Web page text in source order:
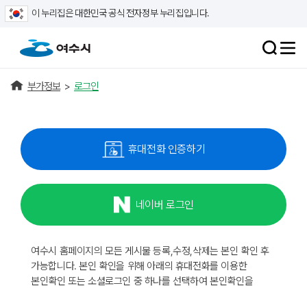
이 누리집은 대한민국 공식 전자정부 누리집입니다.
부가정보 > 로그인
휴대전화 인증하기
네이버 로그인
여수시 홈페이지의 모든 게시물 등록,수정,삭제는 본인 확인 후
가능합니다. 본인 확인을 위해 아래의 휴대전화를 이용한
본인확인 또는 소셜로그인 중 하나를 선택하여 본인확인을